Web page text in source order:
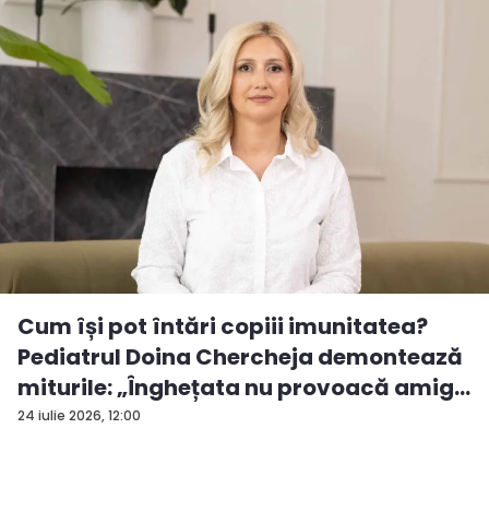
24 iulie 2026, 12:00
Cum își pot întări copiii imunitatea?
Pediatrul Doina Chercheja demontează
miturile: „Înghețata nu provoacă amig...